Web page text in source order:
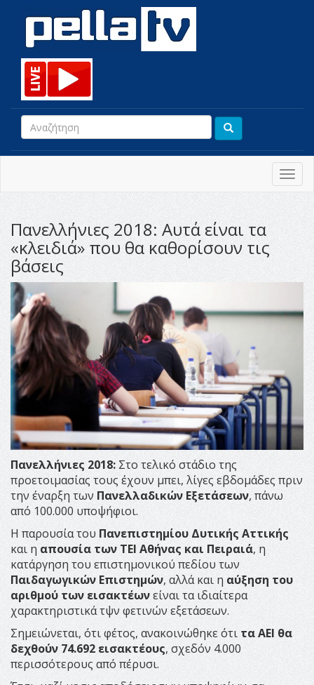
Πανελλήνιες 2018: Αυτά είναι τα
«κλειδιά» που θα καθορίσουν τις
βάσεις
Πανελλήνιες 2018:Στο τελικό στάδιο της
προετοιμασίας τους έχουν μπει, λίγες εβδομάδες πριν
την έναρξη των Πανελλαδικών Εξετάσεων, πάνω
από 100.000 υποψήφιοι.
Η παρουσία τουΠανεπιστημίου Δυτικής Αττικής
και η απουσία των ΤΕΙ Αθήνας και Πειραιά, η
κατάργηση του επιστημονικού πεδίου των
Παιδαγωγικών Επιστημών, αλλά και ηαύξηση του
αριθμού των εισακτέωνείναι τα ιδιαίτερα
χαρακτηριστικά τψν φετινών εξετάσεων.
Σημειώνεται, ότι φέτος, ανακοινώθηκε ότι τα ΑΕΙ θα
δεχθούν 74.692 εισακτέους, σχεδόν 4.000
περισσότερους από πέρυσι.